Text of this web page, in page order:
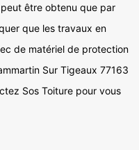
être obtenu que par
que les travaux en
de matériel de protection
Sur Tigeaux 77163
Sos Toiture pour vous